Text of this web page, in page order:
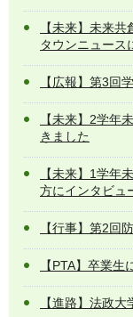
【未来】未来
タウンニュース
【広報】第3回
【未来】2学年
きました
【未来】1学年
方にインタビュ
【行事】第2回
【PTA】卒業
【進路】法政